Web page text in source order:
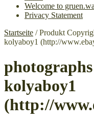
Welcome to
Privacy Statement
Startseite / Produkt
kolyaboy1 (http://
kolyaboy1
(http://